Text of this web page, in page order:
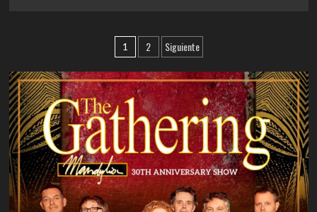
Cariola
Benton
revela
detalles
sobre
el
próximo
álbum
de
Deicide
Paginación
de
entradas
1 2 Siguiente